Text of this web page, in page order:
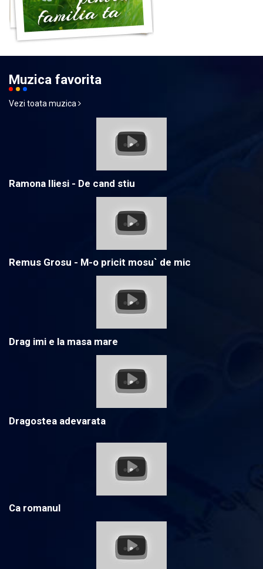
Muzica favorita
Vezi toata muzica
Ramona Iliesi - De cand stiu
Remus Grosu - M-o pricit mosu` de mic
Drag imi e la masa mare
Dragostea adevarata
Ca romanul